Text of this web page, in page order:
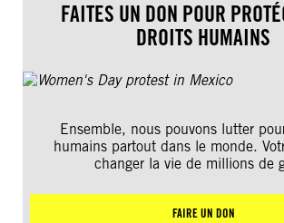
FAITES UN DON POUR
DROITS HUMAINS
Ensemble, nous pouvons lutter
humains partout dans le monde.
changer la vie de millions de
FAIRE UN DON